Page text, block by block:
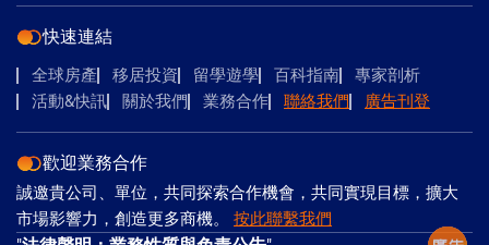
快速連結
全球房產 移居投資 留學遊學 百科指南
專家剖析
活動&快訊
關於我們 業務合作 聯絡我們 廣告刊登
歡迎業務合作
誠邀貴公司、單位，共同探索合作機會，共同實現目標，擴大
市場影響力，創造更多商機。 按此聯繫我們